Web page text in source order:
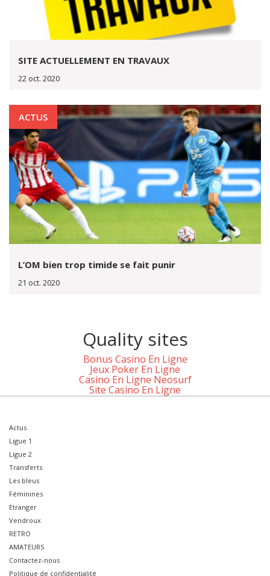
SITE ACTUELLEMENT EN TRAVAUX
22 oct. 2020
ACTUS
L’OM bien trop timide se fait punir
21 oct. 2020
Quality sites
Bonus Casino En Ligne
Jeux Poker En Ligne
Casino En Ligne Neosurf
Site Casino En Ligne
Actus
Ligue 1
Ligue 2
Transferts
Les bleus
Féminines
Etranger
Vendroux
RETRO
AMATEURS
Contactez-nous
Politique de confidentialité